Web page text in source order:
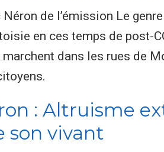
de l’émission Le
en ces temps de post-
dans les rues de
: Altruisme
son vivant